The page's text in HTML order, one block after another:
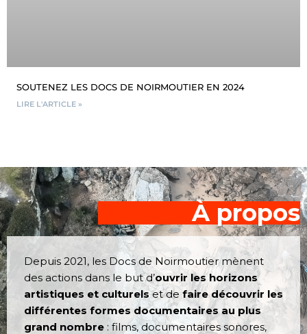
SOUTENEZ LES DOCS DE NOIRMOUTIER EN 2024
LIRE L'ARTICLE »
À propos
Depuis 2021, les Docs de Noirmoutier mènent
des actions dans le but d’ouvrir les horizons
artistiques et culturelset de faire découvrir les
différentes formes documentaires au plus
grand nombre : films, documentaires sonores,